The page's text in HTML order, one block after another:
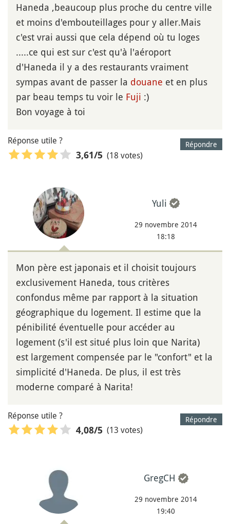
Haneda ,beaucoup plus proche du centre ville
et moins d'embouteillages pour y aller.Mais
c'est vrai aussi que cela dépend où tu loges
.....ce qui est sur c'est qu'à l'aéroport
d'Haneda il y a des restaurants vraiment
sympas avant de passer la douane et en plus
par beau temps tu voir le Fuji :)
Bon voyage à toi
Répondre
Réponse utile ?
3,61/5 (18 votes)
Yuli
29 novembre 2014
18:18
Mon père est japonais et il choisit toujours
exclusivement Haneda, tous critères
confondus même par rapport à la situation
géographique du logement. Il estime que la
pénibilité éventuelle pour accéder au
logement (s'il est situé plus loin que Narita)
est largement compensée par le "confort" et la
simplicité d'Haneda. De plus, il est très
moderne comparé à Narita!
Répondre
Réponse utile ?
4,08/5 (13 votes)
GregCH
29 novembre 2014
19:40